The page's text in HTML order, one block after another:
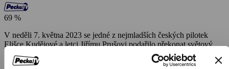
69 %
V neděli 7. května 2023 se jedné z nejmladších českých pilotek
Elišce Kudějové a letci Jiřímu Prušovi podařilo překonat světový
rekord v letu bez mezipřistání letadlem do maximální váhy 600 kg.
Uletěli celkem 1914 kilometrů a trasa zahrnovala Česko, Německo,